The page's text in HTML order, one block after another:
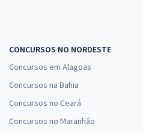
CONCURSOS NO NORDESTE
Concursos em Alagoas
Concursos na Bahia
Concursos no Ceará
Concursos no Maranhão